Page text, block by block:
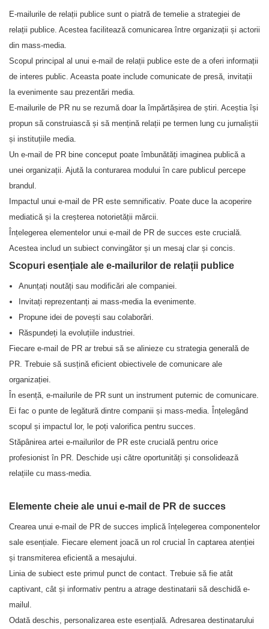
E-mailurile de relații publice sunt o piatră de temelie a strategiei de
relații publice. Acestea facilitează comunicarea între organizații și actorii
din mass-media.
Scopul principal al unui e-mail de relații publice este de a oferi informații
de interes public. Aceasta poate include comunicate de presă, invitații
la evenimente sau prezentări media.
E-mailurile de PR nu se rezumă doar la împărtășirea de știri. Aceștia își
propun să construiască și să mențină relații pe termen lung cu jurnaliștii
și instituțiile media.
Un e-mail de PR bine conceput poate îmbunătăți imaginea publică a
unei organizații. Ajută la conturarea modului în care publicul percepe
brandul.
Impactul unui e-mail de PR este semnificativ. Poate duce la acoperire
mediatică și la creșterea notorietății mărcii.
Înțelegerea elementelor unui e-mail de PR de succes este crucială.
Acestea includ un subiect convingător și un mesaj clar și concis.
Scopuri esențiale ale e-mailurilor de relații publice
Anunțați noutăți sau modificări ale companiei.
Invitați reprezentanți ai mass-media la evenimente.
Propune idei de povești sau colaborări.
Răspundeți la evoluțiile industriei.
Fiecare e-mail de PR ar trebui să se alinieze cu strategia generală de
PR. Trebuie să susțină eficient obiectivele de comunicare ale
organizației.
În esență, e-mailurile de PR sunt un instrument puternic de comunicare.
Ei fac o punte de legătură dintre companii și mass-media. Înțelegând
scopul și impactul lor, le poți valorifica pentru succes.
Stăpânirea artei e-mailurilor de PR este crucială pentru orice
profesionist în PR. Deschide uși către oportunități și consolidează
relațiile cu mass-media.
Elemente cheie ale unui e-mail de PR de succes
Crearea unui e-mail de PR de succes implică înțelegerea componentelor
sale esențiale. Fiecare element joacă un rol crucial în captarea atenției
și transmiterea eficientă a mesajului.
Linia de subiect este primul punct de contact. Trebuie să fie atât
captivant, cât și informativ pentru a atrage destinatarii să deschidă e-
mailul.
Odată deschis, personalizarea este esențială. Adresarea destinatarului